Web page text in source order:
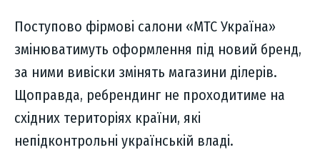
Поступово фірмові салони «МТС Україна»
змінюватимуть оформлення під новий бренд,
за ними вивіски змінять магазини ділерів.
Щоправда, ребрендинг не проходитиме на
східних територіях країни, які
непідконтрольні українській владі.